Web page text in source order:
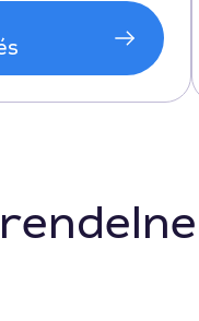
Ajánlani tudom
bádogos